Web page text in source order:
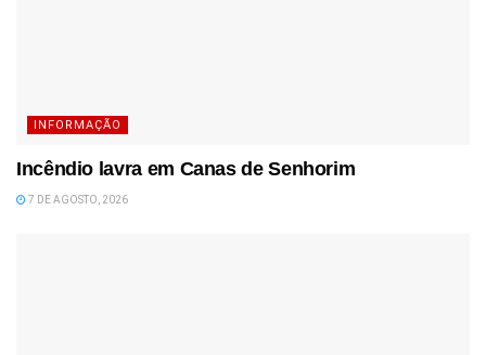
INFORMAÇÃO
Incêndio lavra em Canas de Senhorim
7 DE AGOSTO, 2026